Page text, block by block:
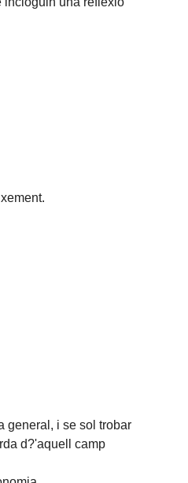
general, i se sol trobar
d?'aquell camp